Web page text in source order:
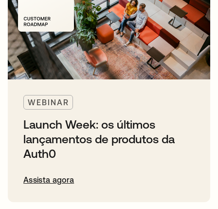
WEBINAR
Launch Week: os últimos
lançamentos de produtos da
Auth0
Assista agora